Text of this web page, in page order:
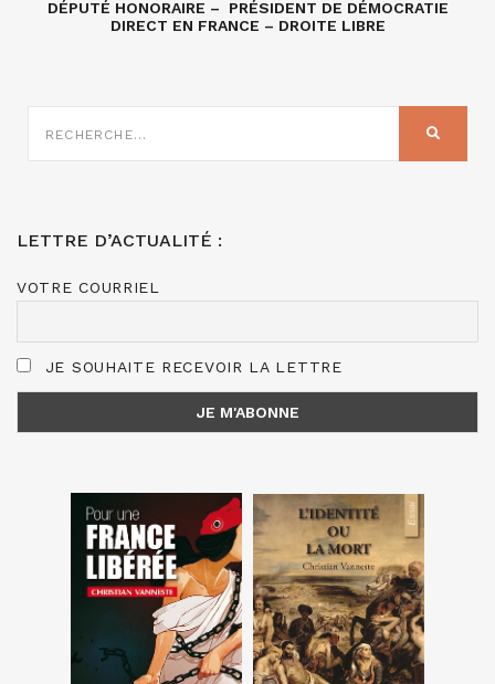
DÉPUTÉ HONORAIRE – PRÉSIDENT DE DÉMOCRATIE
DIRECT EN FRANCE – DROITE LIBRE
SUR
LETTRE D’ACTUALITÉ :
VOTRE COURRIEL
JE SOUHAITE RECEVOIR LA LETTRE